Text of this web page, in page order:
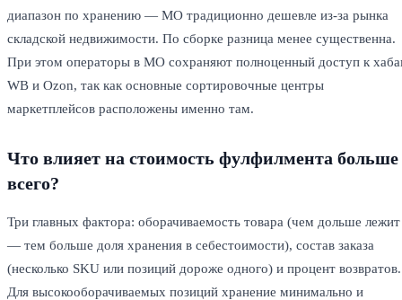
диапазон по хранению — МО традиционно дешевле из-за рынка
складской недвижимости. По сборке разница менее существенна.
При этом операторы в МО сохраняют полноценный доступ к
WB и Ozon, так как основные сортировочные центры
маркетплейсов расположены именно там.
Что влияет на стоимость фулфилмента больше
всего?
Три главных фактора: оборачиваемость товара (чем дольше лежит
— тем больше доля хранения в себестоимости), состав заказа
(несколько SKU или позиций дороже одного) и процент возвратов.
Для высокооборачиваемых позиций хранение минимально и